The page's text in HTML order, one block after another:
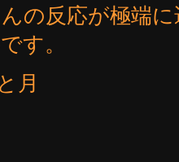
の反応が極端
す。
月